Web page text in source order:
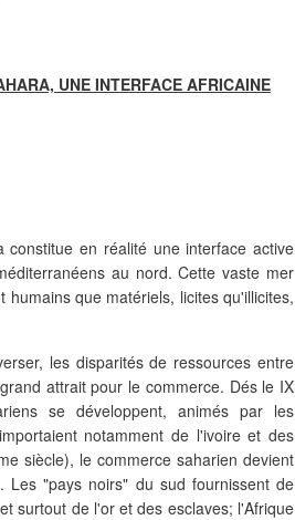
UNE INTERFACE AFRICAINE
en réalité une interface active
au nord. Cette vaste mer
que matériels, licites qu'illicites,
les disparités de ressources entre
attrait pour le commerce. Dés le IX
se développent, animés par les
notamment de l'ivoire et des
siècle), le commerce saharien devient
Les "pays noirs" du sud fournissent de
surtout de l'or et des esclaves; l'Afrique